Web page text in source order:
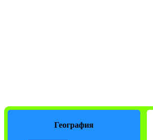
География